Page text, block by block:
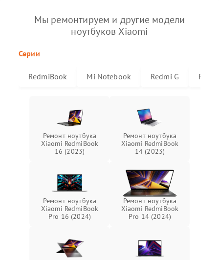
Мы ремонтируем и другие модели
ноутбуков Xiaomi
Серии
RedmiBook Mi Notebook Redmi G
Ремонт ноутбука
Xiaomi RedmiBook
16 (2023)
Ремонт ноутбука
Xiaomi RedmiBook
14 (2023)
Ремонт ноутбука
Xiaomi RedmiBook
Pro 16 (2024)
Ремонт ноутбука
Xiaomi RedmiBook
Pro 14 (2024)